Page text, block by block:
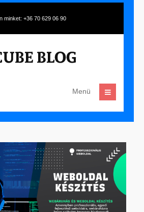
minket: +36 70 629 06 90
Menü